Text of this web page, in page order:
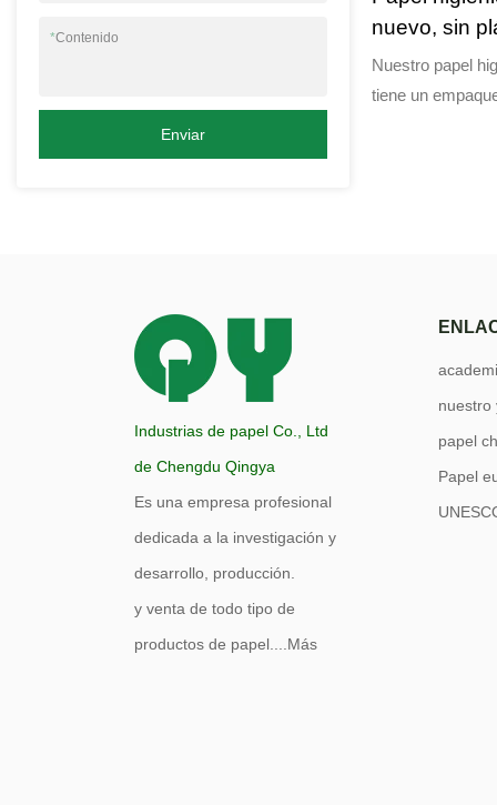
*Contenido
Enviar
nuevo, sin
reutilizable,
fosas
Nuestro papel
tiene un
Industrias de papel Co., Ltd
de Chengdu Qingya
Es una empresa profesional
dedicada a la investigación y
desarrollo, producción.
y venta de todo tipo de
productos de papel.... Más
nuestro
papel
Papel